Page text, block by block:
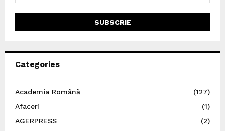
Categories
Academia Română
(127)
Afaceri
(1)
AGERPRESS
(2)